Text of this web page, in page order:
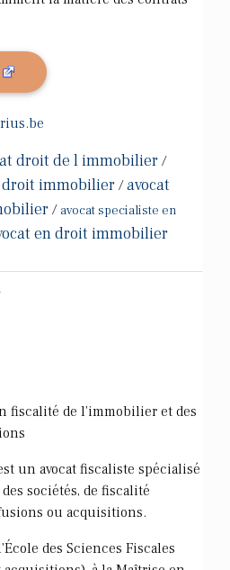
droit de l immobilier /
droit immobilier /avocat
/ avocat specialiste en
en droit immobilier
fiscalité de l'immobilier et des
un avocat fiscaliste spécialisé
sociétés, de fiscalité
ou acquisitions.
des Sciences Fiscales